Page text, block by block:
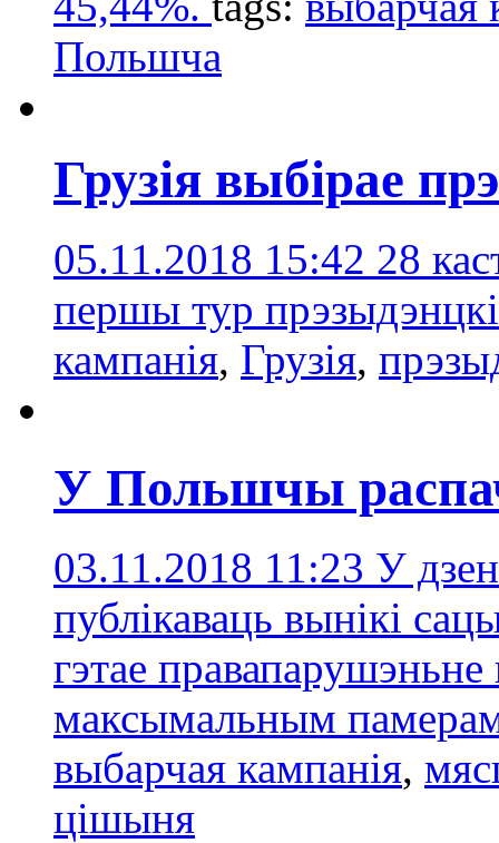
Польшчa
Грузія выбірае
05.11.2018 15:42 28
першы тур
кампанія, Грузія,
У Польшчы
03.11.2018 11:23 У
публікаваць вынікі
гэтае
максымальным
выбарчая кампанія,
цішыня